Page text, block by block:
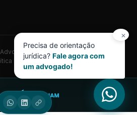
✕
Precisa de orientação
jurídica? Fale agora com
um advogado!
| CNPJ 08.014.774/0001-83
de Privacidade
por